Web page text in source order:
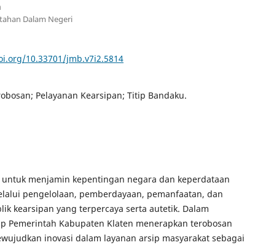
Dalam Negeri
10.33701/jmb.v7i2.5814
Pelayanan Kearsipan; Titip Bandaku.
menjamin kepentingan negara dan keperdataan
pengelolaan, pemberdayaan, pemanfaatan, dan
kearsipan yang terpercaya serta autetik. Dalam
Pemerintah Kabupaten Klaten menerapkan terobosan
inovasi dalam layanan arsip masyarakat sebagai